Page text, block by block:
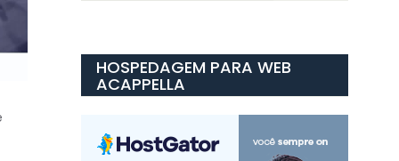
HOSPEDAGEM PARA WEB
ACAPPELLA